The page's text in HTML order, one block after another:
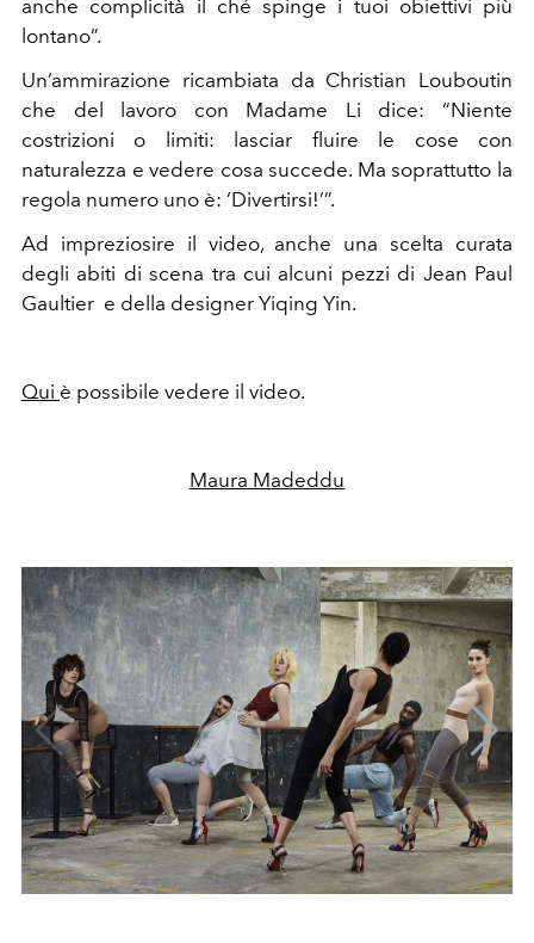
anche complicità il ché spinge i tuoi obiettivi più
lontano”.
Un’ammirazione ricambiata da Christian Louboutin
che del lavoro con Madame Li dice: “Niente
costrizioni o limiti: lasciar fluire le cose con
naturalezza e vedere cosa succede. Ma soprattutto la
regola numero uno è: ‘Divertirsi!’”.
Ad impreziosire il video, anche una scelta curata
degli abiti di scena tra cui alcuni pezzi di Jean Paul
Gaultier e della designer Yiqing Yin.
Qui è possibile vedere il video.
Maura Madeddu